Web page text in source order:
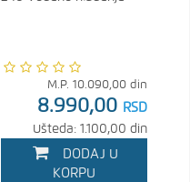
M.P. 10.090,00 din
8.990,00 RSD
Ušteda: 1.100,00 din
DODAJ U
KORPU